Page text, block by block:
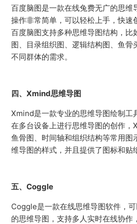
百度脑图是一款在线兔费无广的思维
操作非常简单，可以轻松上手，快速
百度脑图支持多种思维导图结构，比
图、目录组织图、逻辑结构图、鱼骨
不同群体的需求。
四、Xmind思维导图
Xmind是一款专业的思维导图绘制工
在多台设备上进行思维导图的创作，
鱼骨图、时间轴和组织结构等常用图
维导图的样式，并且提供了图标和贴
五、Coggle
Coggle是一款在线思维导图软件，
的思维导图，支持多人实时在线协作